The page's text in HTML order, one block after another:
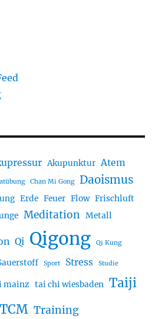
Akupunktur Atem
Chan Mi Gong Daoismus
Erde Feuer Flow Frischluft
Meditation Metall
Qi Qigong Qi Kung
Sport Stress Studie
mainz tai chi wiesbaden Taiji
TCM Training